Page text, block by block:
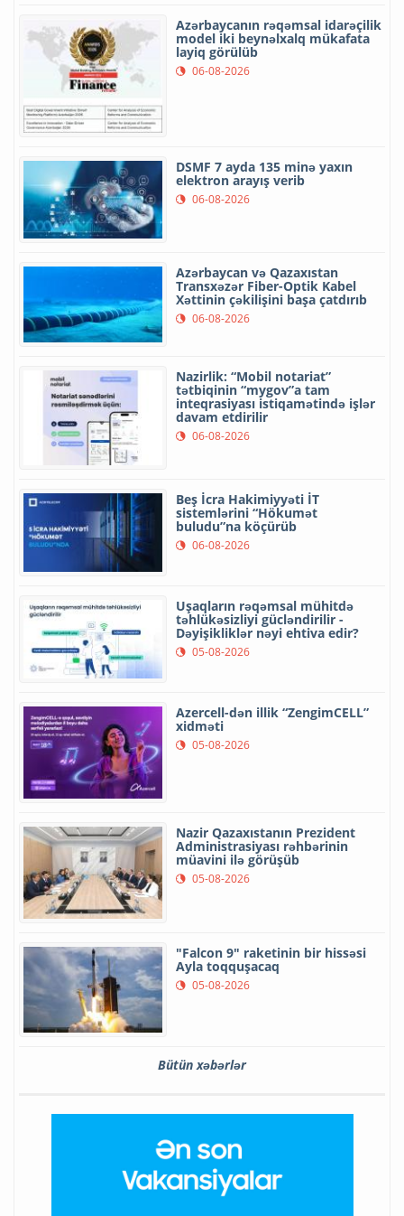
Azərbaycanın rəqəmsal idarəçilik
model iki beynəlxalq mükafata
layiq görülüb
06-08-2026
DSMF 7 ayda 135 minə yaxın
elektron arayış verib
06-08-2026
Azərbaycan və Qazaxıstan
Transxəzər Fiber-Optik Kabel
Xəttinin çəkilişini başa çatdırıb
06-08-2026
Nazirlik: “Mobil notariat”
tətbiqinin “mygov”a tam
inteqrasiyası istiqamətində işlər
davam etdirilir
06-08-2026
Beş İcra Hakimiyyəti İT
sistemlərini “Hökumət
buludu”na köçürüb
06-08-2026
Uşaqların rəqəmsal mühitdə
təhlükəsizliyi gücləndirilir -
Dəyişikliklər nəyi ehtiva edir?
05-08-2026
Azercell-dən illik “ZengimCELL”
xidməti
05-08-2026
Nazir Qazaxıstanın Prezident
Administrasiyası rəhbərinin
müavini ilə görüşüb
05-08-2026
"Falcon 9" raketinin bir hissəsi
Ayla toqquşacaq
05-08-2026
Bütün xəbərlər